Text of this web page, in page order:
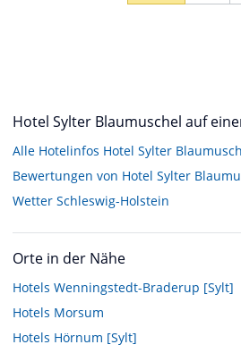
Hotel Sylter Blaumuschel auf
Alle Hotelinfos Hotel Sylter
Bewertungen von Hotel Sylter
Wetter Schleswig-Holstein
Orte in der Nähe
Hotels Wenningstedt-Braderup [Sylt]
Hotels Morsum
Hotels Hörnum [Sylt]